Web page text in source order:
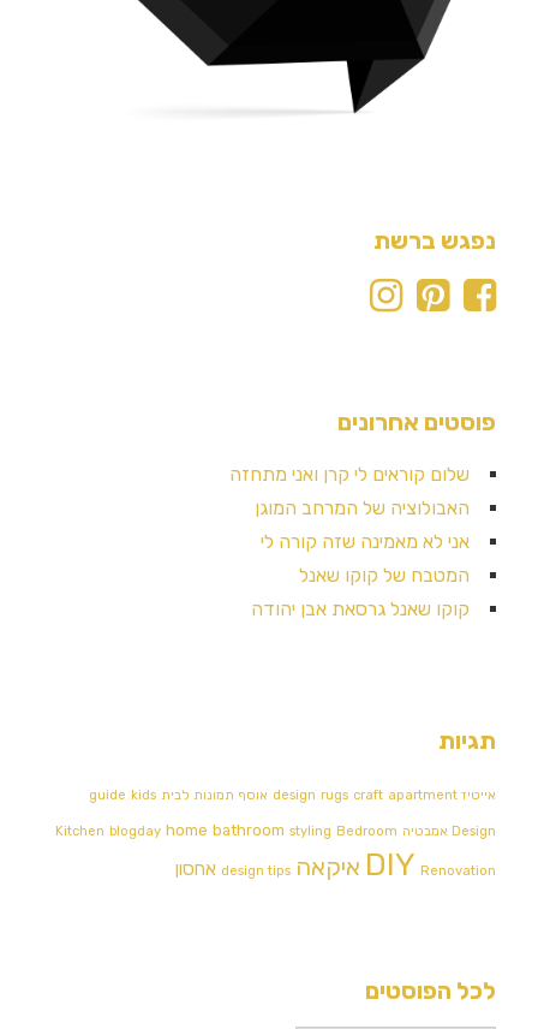
נפגש ברשת
פוסטים אחרונים
שלום קוראים לי קרן ואני מתחזה
האבולוציה של המרחב המוגן
אני לא מאמינה שזה קורה לי
המטבח של קוקו שאנל
קוקו שאנל גרסאת אבן יהודה
תגיות
אייטיז design rugs craft apartment אוסף תמונות לבית guide kids
Design אמבטיה Kitchen blogday home bathroom styling Bedroom
DIY Renovation איקאה design tips אחסון
לכל הפוסטים